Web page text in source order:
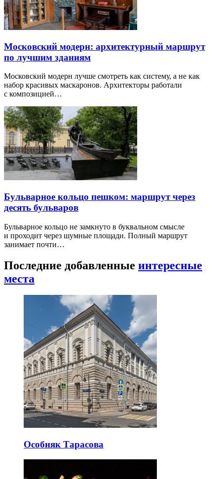
Московский модерн: архитектурный маршрут
по лучшим зданиям
Московский модерн лучше смотреть как систему, а не как
набор красивых маскаронов. Архитекторы работали
с композицией…
Бульварное кольцо пешком: маршрут через
десять бульваров
Бульварное кольцо не замкнуто в буквальном смысле
и проходит через шумные площади. Полный маршрут
занимает почти…
Последние добавленные интересные
места
Особняк Тарасова